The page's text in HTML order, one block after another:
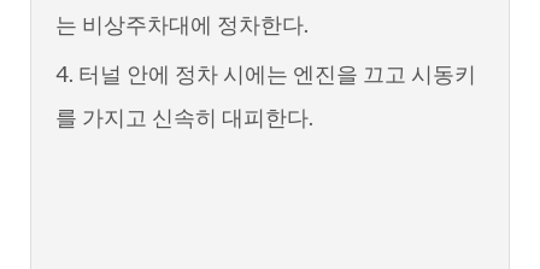
는 비상주차대에 정차한다.
4. 터널 안에 정차 시에는 엔진을 끄고 시동키
를 가지고 신속히 대피한다.